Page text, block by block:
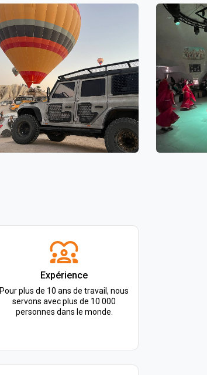
Expérience
Pour plus de 10 ans de travail, nous
servons avec plus de 10 000
personnes dans le monde.